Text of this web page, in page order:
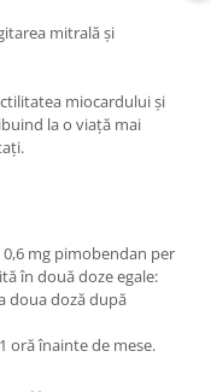
mitrală și
miocardului și
la o viață mai
mg pimobendan per
în două doze egale:
doua doză după
oră înainte de mese.